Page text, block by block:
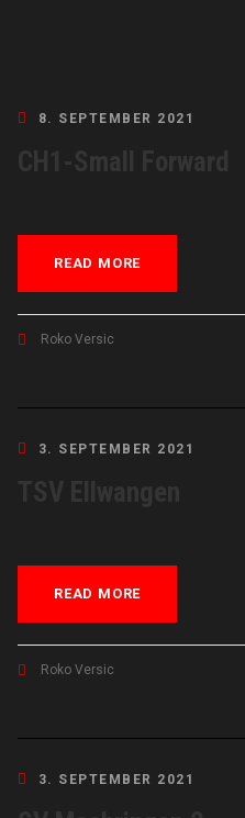
8. SEPTEMBER 2021
READ MORE
Roko Versic
3. SEPTEMBER 2021
READ MORE
Roko Versic
3. SEPTEMBER 2021